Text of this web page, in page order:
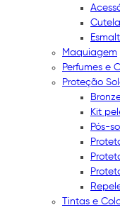
Maquiagem
Perfumes e
Proteção
Kit
Pós-sol
Tintas e